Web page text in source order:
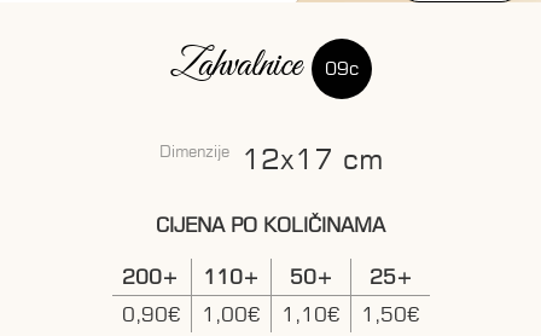
Zahvalnice 09c
Dimenzije 12x17 cm
CIJENA PO KOLIČINAMA
200+ 110+ 50+
25+
0,90€
1,00€ 1,10€ 1,50€